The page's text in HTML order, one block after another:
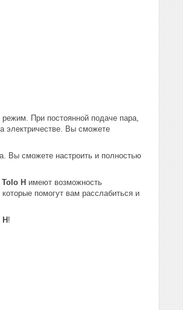
При постоянной подаче пара,
электричестве. Вы сможете
Вы сможете настроить и полностью
Tolo Н имеют возможность
помогут вам расслабиться и
Н !